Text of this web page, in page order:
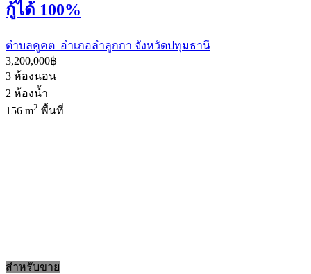
กู้ได้ 100%
ตำบลคูคต อำเภอลำลูกกา จังหวัดปทุมธานี
3,200,000฿
3 ห้องนอน
2 ห้องน้ำ
156 m2 พื้นที่
สำหรับขาย